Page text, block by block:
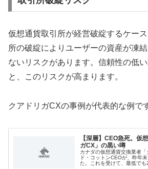
仮想通貨取引所が経営破綻するケース
所の破綻によりユーザーの資産が凍
ないリスクがあります。信頼性の低
と、このリスクが高まります。
クアドリガCXの事例が代表的な例で
【深層】CEO急死。仮
ガCX」の黒い噂
カナダの仮想通貨交換業者
ド・コットンCEOが、昨年
た。これを受けて、最低で